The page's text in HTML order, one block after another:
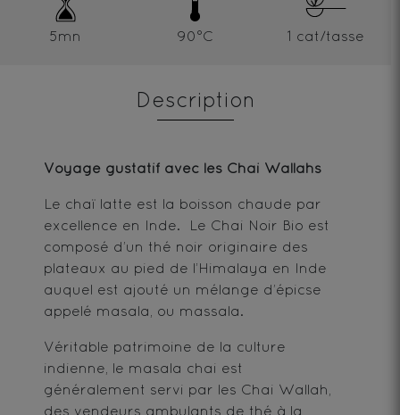
5mn 90°C 1 cat/tasse
Description
Voyage gustatif avec les Chai Wallahs
Le chaï latte est la boisson chaude par
excellence en Inde. Le Chai Noir Bio est
composé d’un thé noir originaire des
plateaux au pied de l’Himalaya en Inde
auquel est ajouté un mélange d’épicse
appelé masala, ou massala.
Véritable patrimoine de la culture
indienne, le masala chai est
généralement servi par les Chai Wallah,
des vendeurs ambulants de thé à la